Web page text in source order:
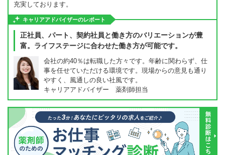
充実しております。
キャリアアドバイザーのレポート
正社員、パート、契約社員と働き方のバリエーションが豊
富。ライフステージに合わせた働き方が可能です。
会社の約40％は転職した方々です。年齢に関わらず、仕
事を任せていただける環境です。現場からの意見も通り
やすく、風通しの良い社風です。
キャリアアドバイザー 薬剤師担当